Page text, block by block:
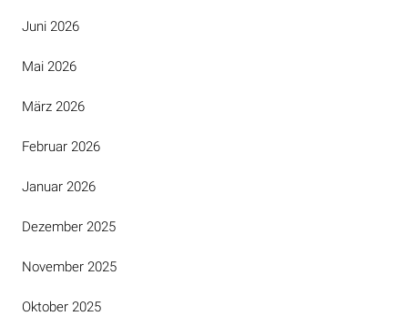
Juni 2026
Mai 2026
März 2026
Februar 2026
Januar 2026
Dezember 2025
November 2025
Oktober 2025